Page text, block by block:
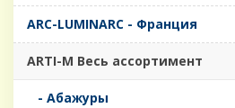
ARC-LUMINARC - Франция
ARTI-M Весь ассортимент
- Абажуры